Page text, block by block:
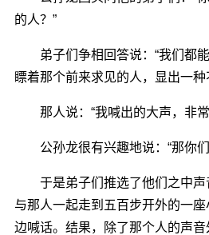
的人？”
弟子们争相回答说：“我们都能
瞟着那个前来求见的人，显出一种
那人说：“我喊出的大声，非常
公孙龙很有兴趣地说：“那你们
于是弟子们推选了他们之中声
与那人一起走到五百步开外的一
边喊话。结果，除了那个人的声